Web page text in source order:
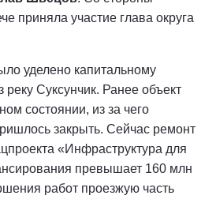
приняла участие глава округа
уделено капитальному
реку Суксунчик. Ранее объект
состоянии, из за чего
закрыть. Сейчас ремонт
«Инфраструктура для
превышает 160 млн
работ проезжую часть